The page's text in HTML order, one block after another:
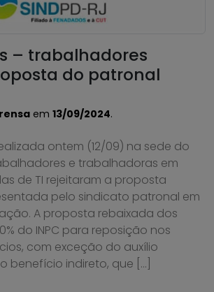
– trabalhadores
do patronal
em 13/09/2024.
ontem (12/09) na sede do
e trabalhadoras em
de TI rejeitaram a proposta
pelo sindicato patronal em
A proposta rebaixada dos
do INPC para reposição nos
com exceção do auxílio
benefício indireto, que […]